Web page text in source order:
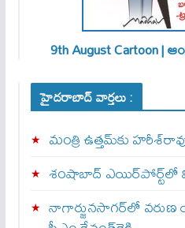
9th August Cartoon |
హైదరాబాద్ వార్తలు :
మంత్రి ఉత్తమ్‌కు
శంషాబాద్‌ ఎయిర్‌పోర్ట్‌లో
నాగార్జునసాగర్‌లో